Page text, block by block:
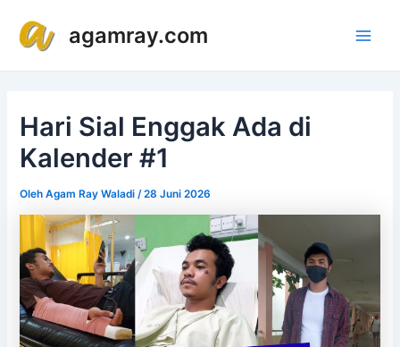
konten
agamray.com
Hari Sial Enggak Ada di
Kalender #1
OlehAgam Ray Waladi /28 Juni 2026
navigation